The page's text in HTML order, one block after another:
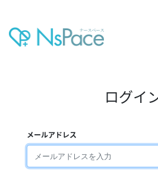
ログイ
メールアドレス